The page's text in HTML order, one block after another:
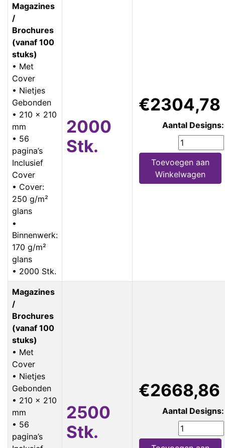
Magazines
/
Brochures
(vanaf 100
stuks)
• Met
Cover
• Nietjes
Gebonden
• 210 x 210
mm
• 56
pagina’s
Inclusief
Cover
• Cover:
250 g/m²
glans
•
Binnenwerk:
170 g/m²
glans
• 2000 Stk.
2000
Stk.
€2304,78
Aantal Designs:
Toevoegen aan
Winkelwagen
Magazines
/
Brochures
(vanaf 100
stuks)
• Met
Cover
• Nietjes
Gebonden
• 210 x 210
mm
• 56
pagina’s
2500
Stk.
€2668,86
Aantal Designs: